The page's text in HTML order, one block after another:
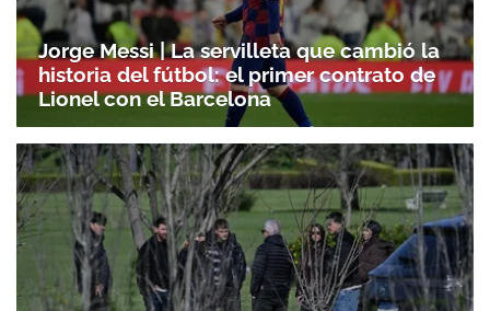
Jorge Messi | La servilleta que cambió la
historia del fútbol: el primer contrato de
Lionel con el Barcelona